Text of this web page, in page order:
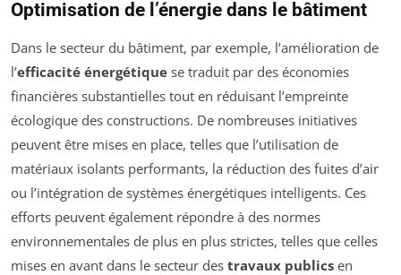
Optimisation de l’énergie dans le bâtiment
Dans le secteur du bâtiment, par exemple, l’amélioration de
l’efficacité énergétique se traduit par des économies
financières substantielles tout en réduisant l’empreinte
écologique des constructions. De nombreuses initiatives
peuvent être mises en place, telles que l’utilisation de
matériaux isolants performants, la réduction des fuites d’air
ou l’intégration de systèmes énergétiques intelligents. Ces
efforts peuvent également répondre à des normes
environnementales de plus en plus strictes, telles que celles
mises en avant dans le secteur des travaux publics en